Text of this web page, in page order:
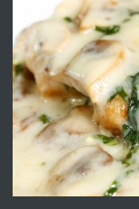
ПРЕДЛАГА
ПРЕДЛАГА